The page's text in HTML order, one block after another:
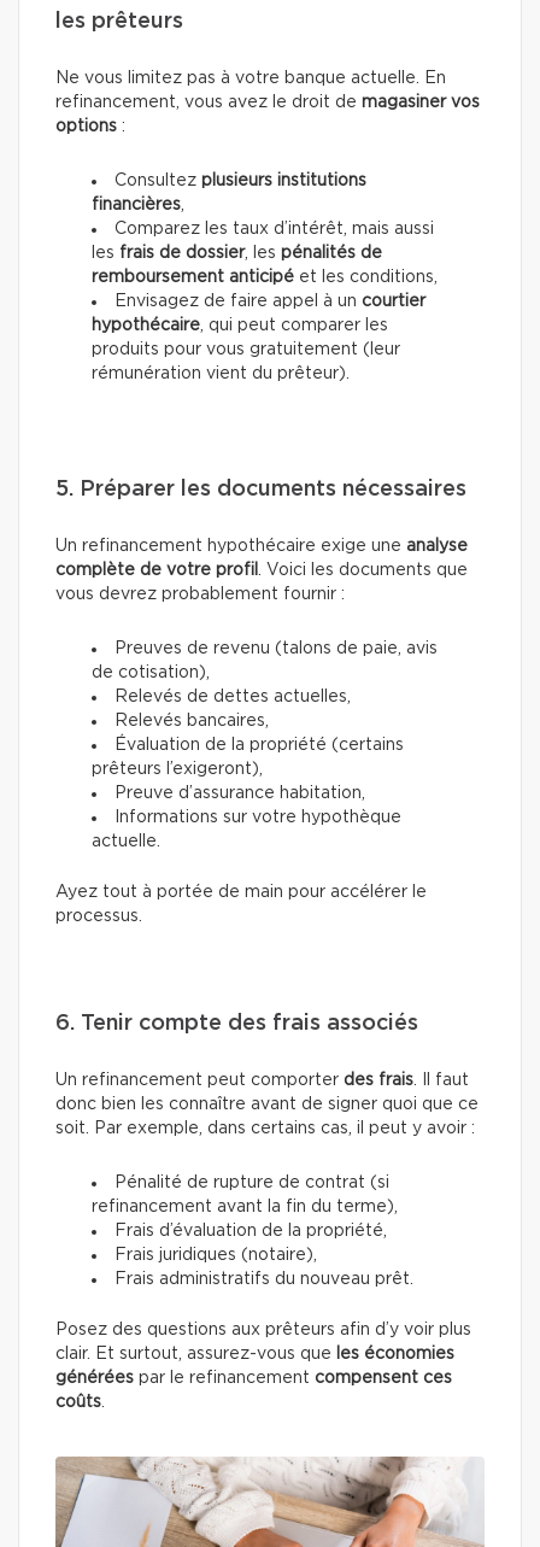
les prêteurs
Ne vous limitez pas à votre banque actuelle. En
refinancement, vous avez le droit de magasiner vos
options :
Consultez plusieurs institutions
financières,
Comparez les taux d’intérêt, mais aussi
les frais de dossier, les pénalités de
remboursement anticipé et les conditions,
Envisagez de faire appel à un courtier
hypothécaire, qui peut comparer les
produits pour vous gratuitement (leur
rémunération vient du prêteur).
5. Préparer les documents nécessaires
Un refinancement hypothécaire exige une analyse
complète de votre profil . Voici les documents que
vous devrez probablement fournir :
Preuves de revenu (talons de paie, avis
de cotisation),
Relevés de dettes actuelles,
Relevés bancaires,
Évaluation de la propriété (certains
prêteurs l’exigeront),
Preuve d’assurance habitation,
Informations sur votre hypothèque
actuelle.
Ayez tout à portée de main pour accélérer le
processus.
6. Tenir compte des frais associés
Un refinancement peut comporter des frais. Il faut
donc bien les connaître avant de signer quoi que ce
soit. Par exemple, dans certains cas, il peut y avoir :
Pénalité de rupture de contrat (si
refinancement avant la fin du terme),
Frais d’évaluation de la propriété,
Frais juridiques (notaire),
Frais administratifs du nouveau prêt.
Posez des questions aux prêteurs afin d’y voir plus
clair. Et surtout, assurez-vous que
les économies
générées par le refinancement compensent ces
coûts.